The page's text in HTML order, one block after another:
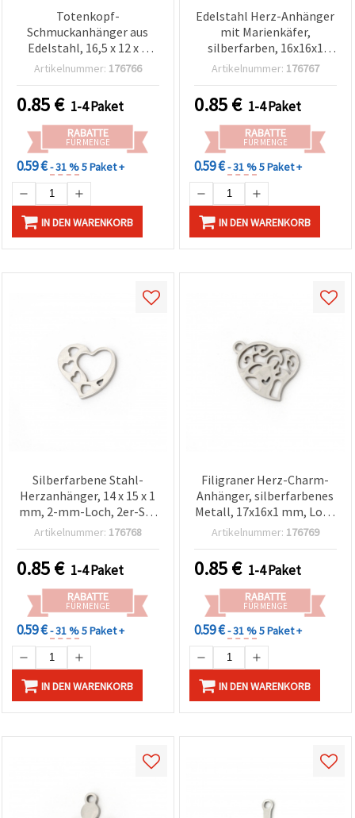
Totenkopf-
Schmuckanhänger aus
Edelstahl, 16,5 x 12 x 1
mm, Loch 2 mm,
Artikelnummer: 176766
0.85€ 1-4 Paket
RABATTE
FÜR MENGE
0.59 €- 31 %5 Paket +
IN DEN WARENKORB
Edelstahl Herz-Anhänger
mit Marienkäfer,
silberfarben, 16x16x1
mm, Loch 1,5 mm – 2
Artikelnummer: 176767
0.85€ 1-4 Paket
RABATTE
FÜR MENGE
0.59 €- 31 %5 Paket +
IN DEN WARENKORB
Silberfarbene Stahl-
Herzanhänger, 14 x 15 x 1
mm, 2-mm-Loch, 2er-Set
– für Schmuckherstellung
Artikelnummer: 176768
0.85€ 1-4 Paket
RABATTE
FÜR MENGE
0.59 €- 31 %5 Paket +
IN DEN WARENKORB
Filigraner Herz-Charm-
Anhänger, silberfarbenes
Metall, 17x16x1 mm, Loch
1,5 mm, 2 Stück – für
Dekoration
Artikelnummer: 176769
0.85€ 1-4 Paket
RABATTE
FÜR MENGE
0.59 €- 31 %5 Paket +
IN DEN WARENKORB